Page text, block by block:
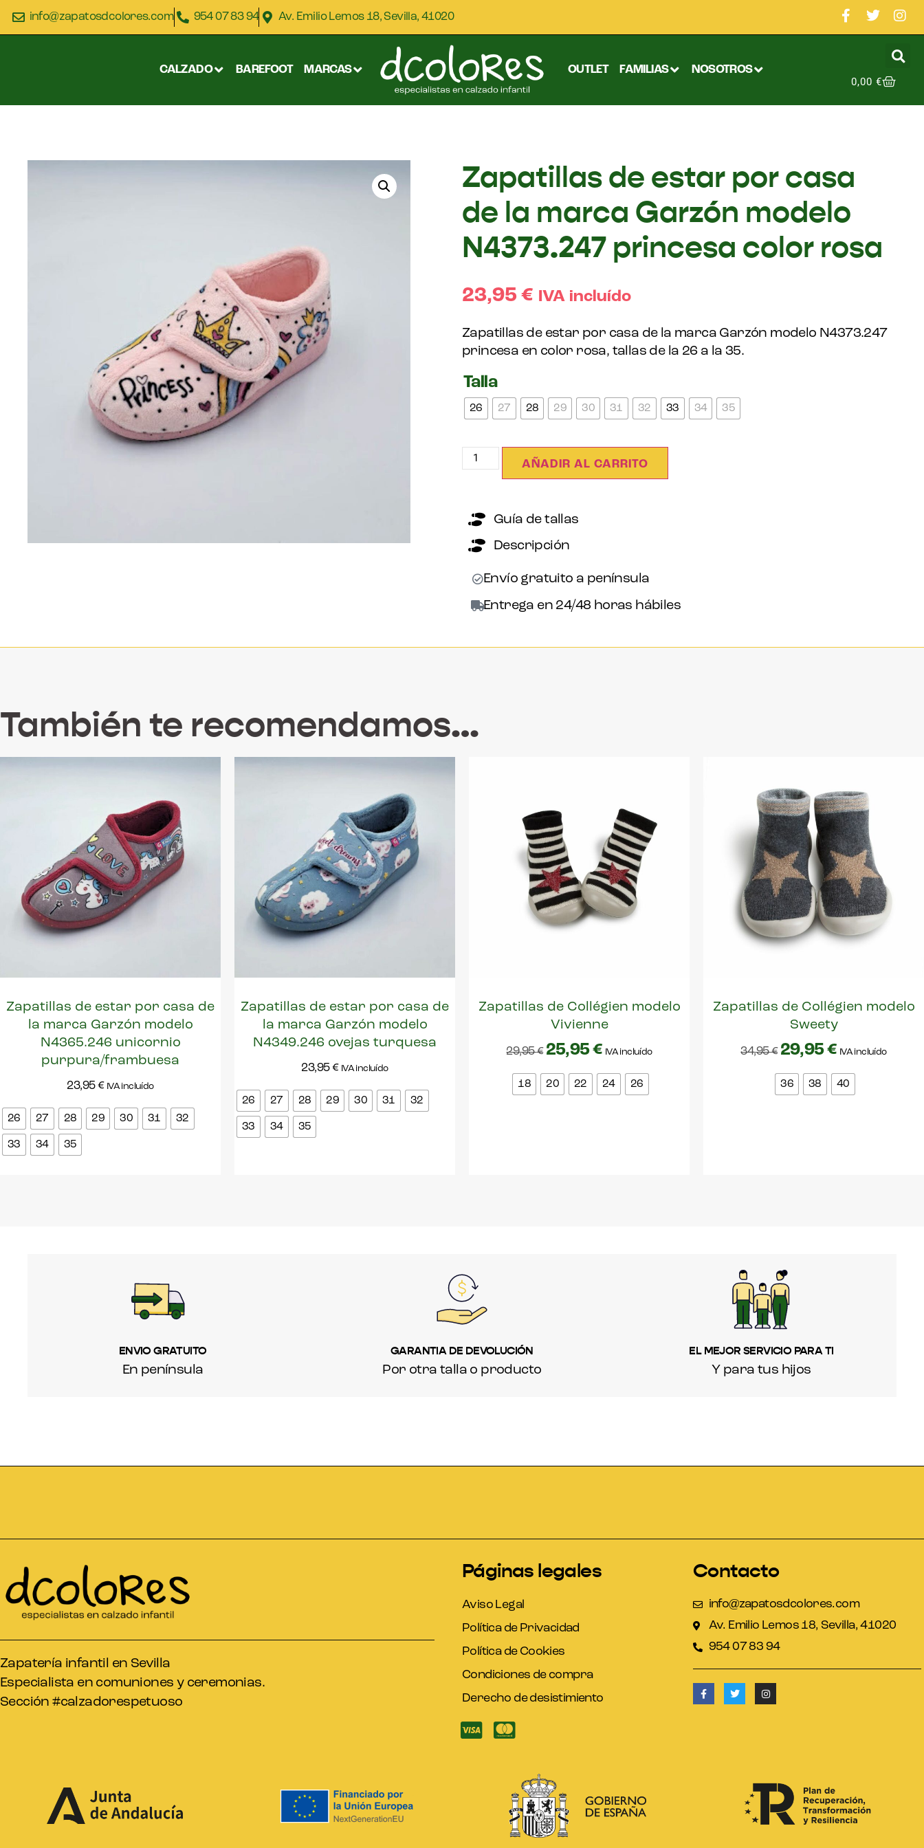
info@zapatosdcolores.com 954 07 83 94 Av. Emilio Lemos 18, Sevilla, 41020
CALZADO BAREFOOT MARCAS OUTLET FAMILIAS NOSOTROS
0,00 €
Zapatillas de estar por casa
de la marca Garzón modelo
N4373.247 princesa color rosa
23,95 € IVA incluído
Zapatillas de estar por casa de la marca Garzón modelo N4373.247
princesa en color rosa, tallas de la 26 a la 35.
Talla
26 27 28 29 30 31 32 33 34 35
AÑADIR AL CARRITO
Guía de tallas
Descripción
Envío gratuito a península
Entrega en 24/48 horas hábiles
También te recomendamos…
Zapatillas de estar por casa de
la marca Garzón modelo
N4365.246 unicornio
purpura/frambuesa
23,95€ IVA incluído
26 27 28 29 30 31 32
33 34 35
Zapatillas de estar por casa de
la marca Garzón modelo
N4349.246 ovejas turquesa
23,95€ IVA incluído
26 27 28 29 30 31 32
33 34 35
Zapatillas de Collégien modelo
Vivienne
29,95€ 25,95€ IVA incluído
18 20 22 24 26
Zapatillas de Collégien modelo
Sweety
34,95€ 29,95€ IVA incluído
36 38 40
ENVIO GRATUITO
En península
GARANTIA DE DEVOLUCIÓN
Por otra talla o producto
EL MEJOR SERVICIO PARA TI
Y para tus hijos
Zapatería infantil en Sevilla
Especialista en comuniones y ceremonias.
Sección #calzadorespetuoso
Páginas legales
Aviso Legal
Política de Privacidad
Política de Cookies
Condiciones de compra
Derecho de desistimiento
Contacto
info@zapatosdcolores.com
Av. Emilio Lemos 18, Sevilla, 41020
954 07 83 94